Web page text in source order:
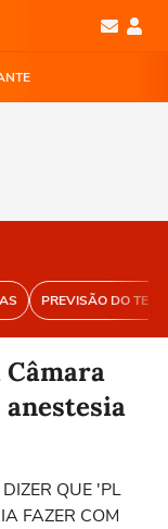
PREVISÃO DO
QUE 'PL
FAZER COM